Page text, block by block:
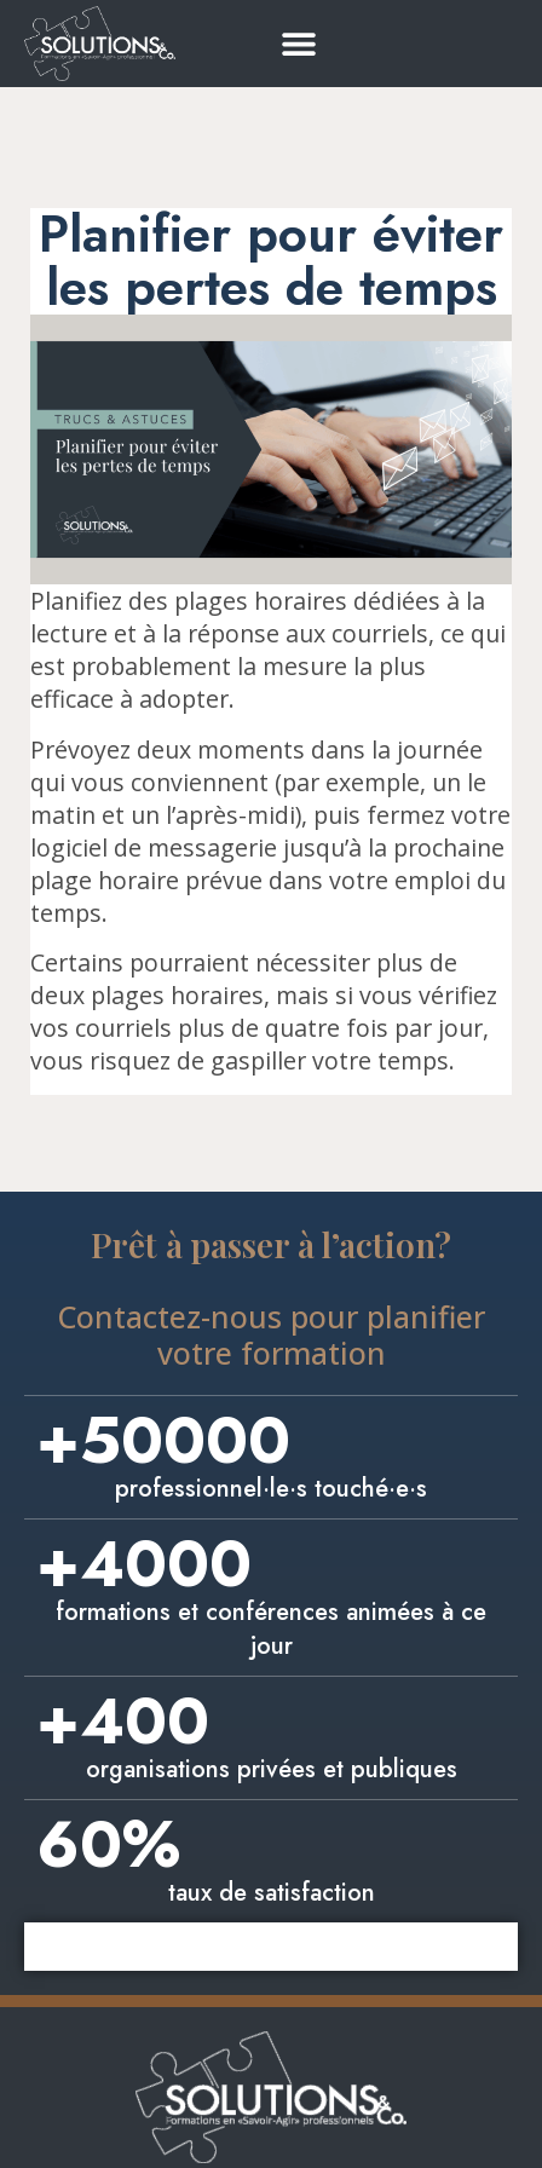
Planifier pour éviter
les pertes de temps
Planifiez des plages horaires dédiées à la
lecture et à la réponse aux courriels, ce qui
est probablement la mesure la plus
efficace à adopter.
Prévoyez deux moments dans la journée
qui vous conviennent (par exemple, un le
matin et un l’après-midi), puis fermez votre
logiciel de messagerie jusqu’à la prochaine
plage horaire prévue dans votre emploi du
temps.
Certains pourraient nécessiter plus de
deux plages horaires, mais si vous vérifiez
vos courriels plus de quatre fois par jour,
vous risquez de gaspiller votre temps.
Prêt à passer à l’action?
Contactez-nous pour planifier
votre formation
+50000
professionnel·le·s touché·e·s
+4000
formations et conférences animées à ce
jour
+400
organisations privées et publiques
60%
taux de satisfaction